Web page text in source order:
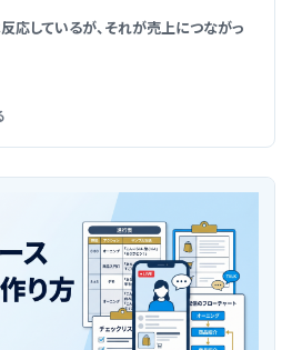
応しているが、それが売上につながっ